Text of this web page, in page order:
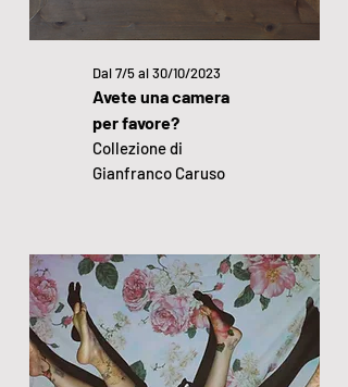
Dal 7/5 al 30/10/2023
Avete una camera
per favore?
Collezione di
Gianfranco Caruso